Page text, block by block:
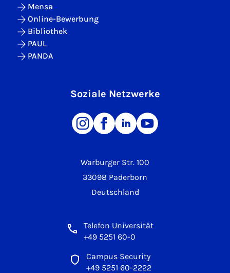
Warburger Str. 100
33098 Paderborn
Deutschland
Telefon Universität
+49 5251 60-0
Campus Security
+49 5251 60-2222
Mensa
Online-Bewerbung
Bibliothek
PAUL
PANDA
Soziale Netzwerke